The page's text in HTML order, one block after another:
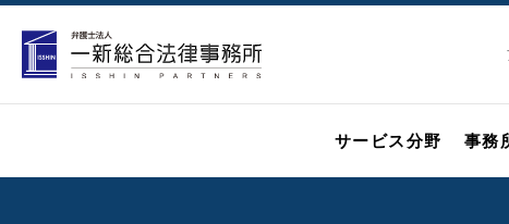
サービス分野 事務